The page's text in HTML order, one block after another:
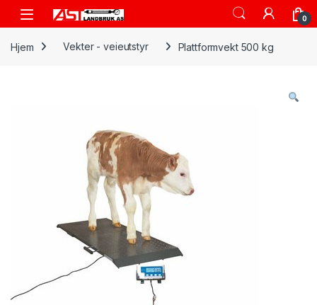
Skip to navigation
Skip to content
Open 0
Hjem Vekter - veieutstyr Plattformvekt 500 kg